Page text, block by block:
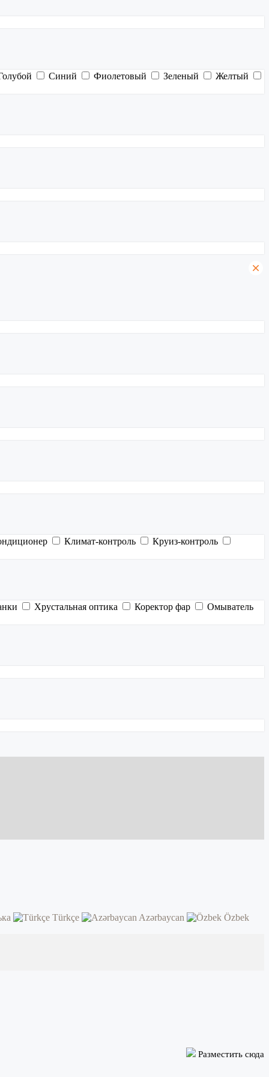
Синий Фиолетовый Зеленый
Желтый
Климат-контроль
Круиз-контроль
Хрустальная оптика Коректор фар
Омыватель
Türkçe Azərbaycan
Özbek
Разместить сюда